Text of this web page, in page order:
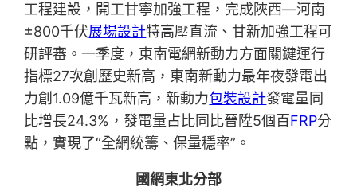
工程建設，開工甘寧加強工程，完成陜西—河南
±800千伏展場設計特高壓直流、甘新加強工程可
研評審。一季度，東南電網新動力方面關鍵運行
指標27次創歷史新高，東南新動力最年夜發電出
力創1.09億千瓦新高，新動力包裝設計發電量同
比增長24.3%，發電量占比同比晉陞5個百FRP分
點，實現了“全網統籌、保量穩率”。
國網東北分部